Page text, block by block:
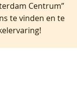
Centrum”
te vinden en te